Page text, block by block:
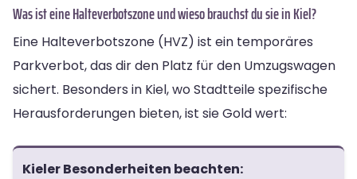
Was ist eine Halteverbotszone und wieso brauchst du sie in Kiel?
Eine Halteverbotszone (HVZ) ist ein temporäres
Parkverbot, das dir den Platz für den Umzugswagen
sichert. Besonders in Kiel, wo Stadtteile spezifische
Herausforderungen bieten, ist sie Gold wert:
Kieler Besonderheiten beachten: